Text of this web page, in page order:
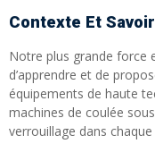
Contexte Et
Notre plus grande force
d’apprendre et de
équipements de haute
machines de coulée
verrouillage dans